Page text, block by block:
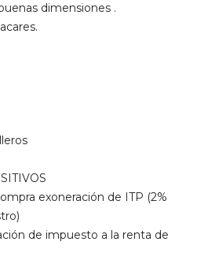
dimensiones .
exoneración de ITP (2%
de impuesto a la renta de